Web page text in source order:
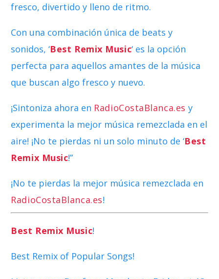
fresco, divertido y lleno de ritmo.
Con una combinación única de beats y
sonidos, ‘Best Remix Music‘ es la opción
perfecta para aquellos amantes de la música
que buscan algo fresco y nuevo.
¡Sintoniza ahora en RadioCostaBlanca.es y
experimenta la mejor música remezclada en el
aire! ¡No te pierdas ni un solo minuto de ‘Best
Remix Music!”
¡No te pierdas la mejor música remezclada en
RadioCostaBlanca.es!
Best Remix Music!
Best Remix of Popular Songs!